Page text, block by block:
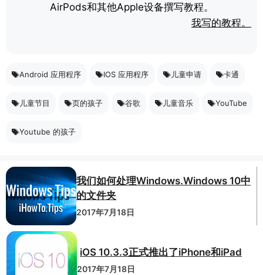
AirPods和其他Apple设备撰写教程。
我写的教程。
Android 应用程序 IOS 应用程序 儿童申请 卡通
儿童节目 页的孩子 谷歌 儿童音乐 YouTube
Youtube 的孩子
我们如何处理Windows.Windows 10中
的文件夹
2017年7月18日
iOS 10.3.3正式推出了iPhone和iPad
2017年7月18日